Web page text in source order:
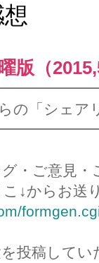
版（
の「シェア
・ご意見
↓からお送
投稿して